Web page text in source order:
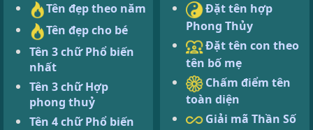
Tên đẹp theo năm
Tên đẹp cho bé
Tên 3 chữ Phổ biến
nhất
Tên 3 chữ Hợp
phong thuỷ
Tên 4 chữ Phổ biến
Đặt tên hợp
Phong Thủy
Đặt tên con theo
tên bố mẹ
Chấm điểm tên
toàn diện
Giải mã Thần Số